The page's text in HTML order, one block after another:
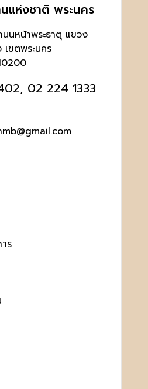
ห่งชาติ พระนคร
นหน้าพระธาตุ แขวง
เขตพระนคร
02 224 1333
ร